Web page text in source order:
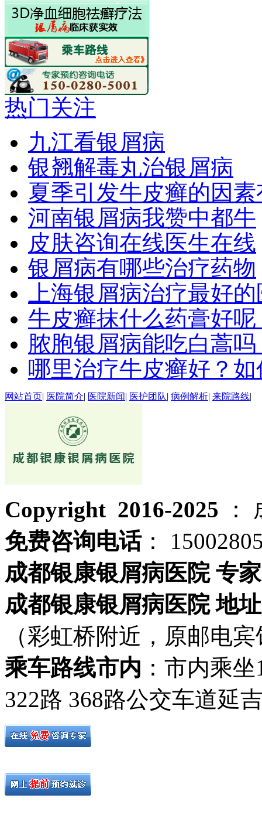
热门关注
九江看银屑病
银翘解毒丸治银屑病
夏季引发牛皮癣的因
河南银屑病我赞中都牛
皮肤咨询在线医生在线
银屑病有哪些治疗药物
上海银屑病治疗最好
牛皮癣抹什么药膏好
脓胞银屑病能吃白蒿
哪里治疗牛皮癣好？
网站首页| 医院简介| 医院新闻| 医护团队| 病例解析| 来院路线|
Copyright 2016-2025
：
免费咨询电话：
成都银康银屑病医院 专
成都银康银屑病医院 地址
（彩虹桥附近，原邮电
乘车路线市内 ：市内乘
322路 368路公交车道延